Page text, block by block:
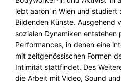
lebt aaron in Wien und studiert
Bildenden Künste. Ausgehend
sozialen Dynamiken
Performances, in denen eine
mit zeitgenössischen Formen
Intimität stattfindet. Des
die Arbeit mit Video, Sound